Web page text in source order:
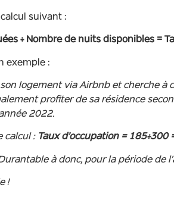
suivant :
÷ Nombre de nuits disponibles =
exemple :
logement via Airbnb et cherche à
profiter de sa résidence
2022.
calcul : Taux d’occupation = 185÷300
à donc, pour la période de
!